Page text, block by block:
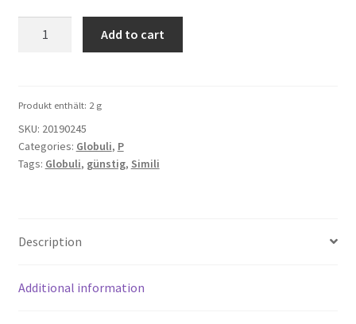
Add to cart
Produkt enthält: 2 g
SKU: 20190245
Categories: Globuli, P
Tags: Globuli, günstig, Simili
Description
Additional information